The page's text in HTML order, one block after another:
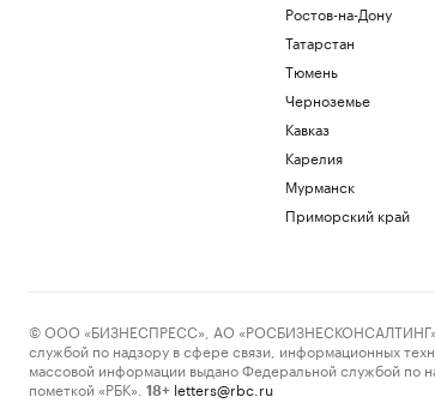
Ростов-на-Дону
Татарстан
Тюмень
Черноземье
Кавказ
Карелия
Мурманск
Приморский край
© ООО «БИЗНЕСПРЕСС», АО «РОСБИЗНЕСКОНСАЛТИНГ»,
службой по надзору в сфере связи, информационных
массовой информации выдано Федеральной службой по
пометкой «РБК».
18+ letters@rbc.ru